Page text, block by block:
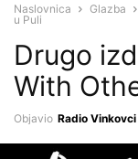
Naslovnica Glazba
u Puli
Drugo
With
Objavio Radio Vinkovci